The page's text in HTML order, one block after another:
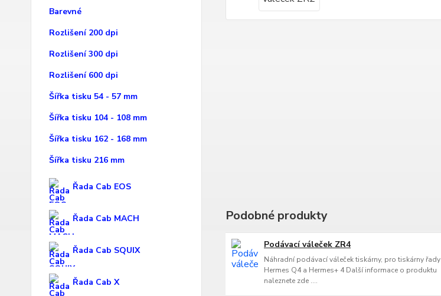
Barevné
Rozlišení 200 dpi
Rozlišení 300 dpi
Rozlišení 600 dpi
Šířka tisku 54 - 57 mm
Šířka tisku 104 - 108 mm
Šířka tisku 162 - 168 mm
Šířka tisku 216 mm
Řada Cab EOS
Řada Cab MACH
Řada Cab SQUIX
Řada Cab X
Podobné produkty
Podávací váleček ZR4
Náhradní podávací váleček tiskárny, pro tiskárny řady
Hermes Q4 a Hermes+ 4 Další informace o produktu
naleznete zde ....